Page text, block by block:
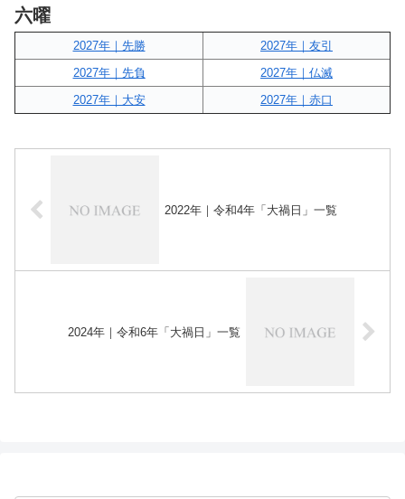
六曜
2027年｜先勝
2027年｜友引
2027年｜先負
2027年｜仏滅
2027年｜大安
2027年｜赤口
2022年｜令和4年「大禍日」一覧
2024年｜令和6年「大禍日」一覧